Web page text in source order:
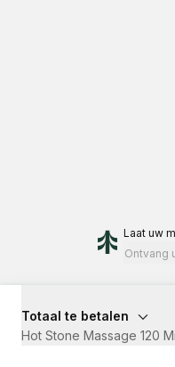
Laat uw
Ontvang
Totaal te betalen
Hot Stone Massage 120